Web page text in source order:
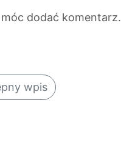
móc dodać komentarz.
wpis